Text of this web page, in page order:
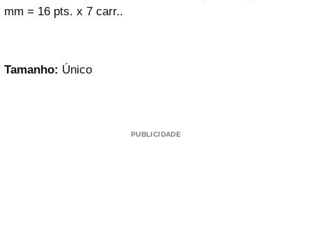
mm = 16 pts. x 7 carr..
Tamanho: Único
PUBLICIDADE